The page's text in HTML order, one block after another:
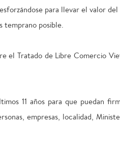
para llevar el valor
temprano posible.
el Tratado de Libre Comercio
11 años para que puedan
empresas, localidad,